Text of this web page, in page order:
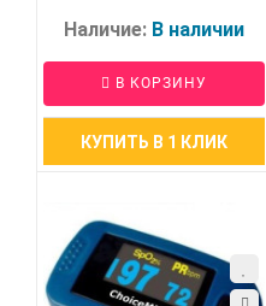
Наличие: В наличии
В КОРЗИНУ
КУПИТЬ В 1 КЛИК